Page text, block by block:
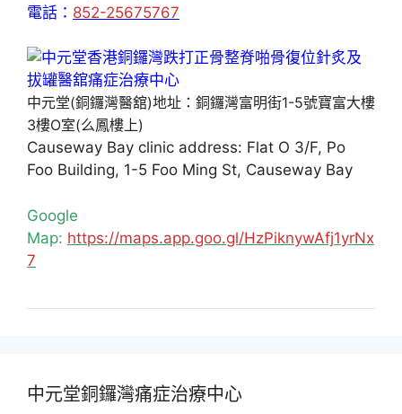
電話： 852-25675767
中元堂(銅鑼灣醫舘)地址：銅鑼灣富明街1-5號寶富大樓
3樓O室(么鳳樓上)
Causeway Bay clinic address: Flat O 3/F, Po
Foo Building, 1-5 Foo Ming St, Causeway Bay
Google
Map: https://maps.app.goo.gl/HzPiknywAfj1yrNx
7
中元堂銅鑼灣痛症治療中心